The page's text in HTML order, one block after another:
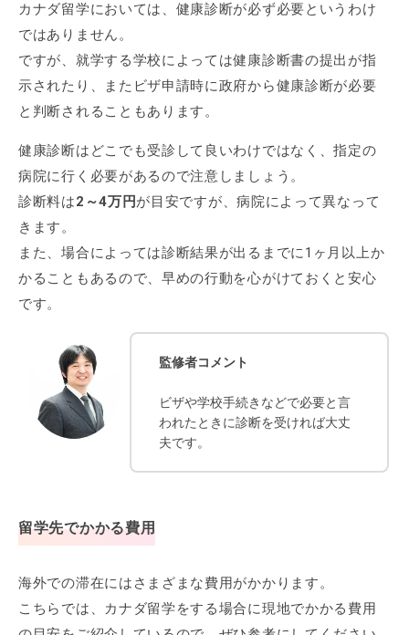
カナダ留学においては、健康診断が必ず必要というわけ
ではありません。
ですが、就学する学校によっては健康診断書の提出が指
示されたり、またビザ申請時に政府から健康診断が必要
と判断されることもあります。
健康診断はどこでも受診して良いわけではなく、指定の
病院に行く必要があるので注意しましょう。
診断料は2～4万円が目安ですが、病院によって異なって
きます。
また、場合によっては診断結果が出るまでに1ヶ月以上か
かることもあるので、早めの行動を心がけておくと安心
です。
監修者コメント
ビザや学校手続きなどで必要と言
われたときに診断を受ければ大丈
夫です。
留学先でかかる費用
海外での滞在にはさまざまな費用がかかります。
こちらでは、カナダ留学をする場合に現地でかかる費用